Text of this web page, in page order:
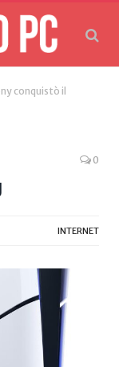
conquistò il
0
INTERNET